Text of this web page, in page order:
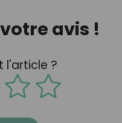
avis !
l'article ?